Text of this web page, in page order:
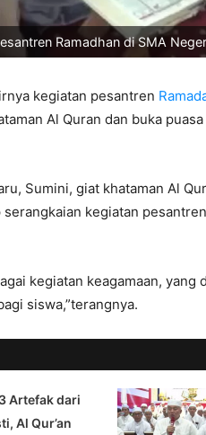
Ramadhan di SMA
kegiatan pesantren
Al Quran dan buka
Sumini, giat khataman Al
kegiatan
kegiatan keagamaan, yang
siswa,”terangnya.
Artefak dari
Al Qur’an